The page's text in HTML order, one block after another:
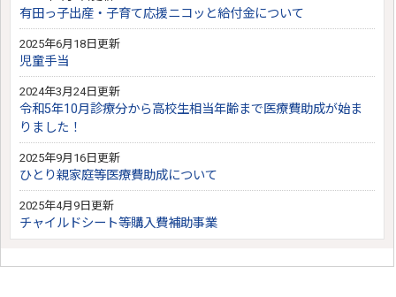
有田っ子出産・子育て応援ニコッと給付金について
2025年6月18日更新
児童手当
2024年3月24日更新
令和5年10月診療分から高校生相当年齢まで医療費助成が始ま
りました！
2025年9月16日更新
ひとり親家庭等医療費助成について
2025年4月9日更新
チャイルドシート等購入費補助事業